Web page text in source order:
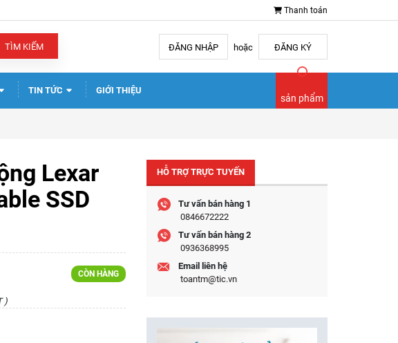
Thanh toán
TÌM KIẾM ĐĂNG NHẬP hoặc ĐĂNG KÝ
TIN TỨC GIỚI THIỆU
sản phẩm
Lexar
SSD
CÒN HÀNG
)
HỖ TRỢ TRỰC TUYẾN
Tư vấn bán hàng 1
0846672222
Tư vấn bán hàng 2
0936368995
Email liên hệ
toantm@tic.vn